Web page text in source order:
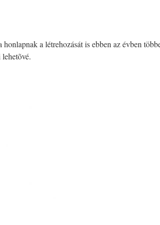
a létrehozását is ebben az évben